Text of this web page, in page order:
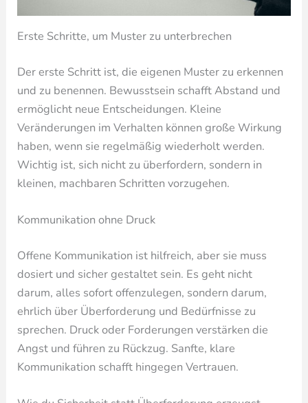
Erste Schritte, um Muster zu unterbrechen
Der erste Schritt ist, die eigenen Muster zu erkennen
und zu benennen. Bewusstsein schafft Abstand und
ermöglicht neue Entscheidungen. Kleine
Veränderungen im Verhalten können große Wirkung
haben, wenn sie regelmäßig wiederholt werden.
Wichtig ist, sich nicht zu überfordern, sondern in
kleinen, machbaren Schritten vorzugehen.
Kommunikation ohne Druck
Offene Kommunikation ist hilfreich, aber sie muss
dosiert und sicher gestaltet sein. Es geht nicht
darum, alles sofort offenzulegen, sondern darum,
ehrlich über Überforderung und Bedürfnisse zu
sprechen. Druck oder Forderungen verstärken die
Angst und führen zu Rückzug. Sanfte, klare
Kommunikation schafft hingegen Vertrauen.